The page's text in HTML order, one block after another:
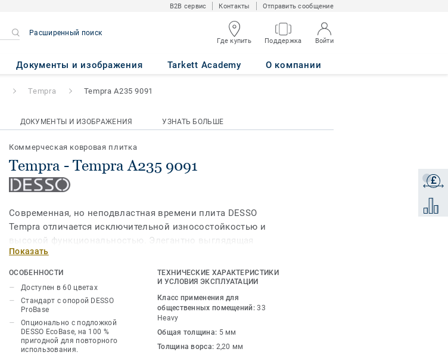
B2B сервис Контакты Отправить сообщение
Расширенный поиск
Где купить Поддержка Войти
Документы и изображения Tarkett Academy О компании
£
Tempra Tempra A235 9091
ДОКУМЕНТЫ И ИЗОБРАЖЕНИЯ УЗНАТЬ БОЛЬШЕ
Коммерческая ковровая плитка
Tempra - Tempra A235 9091
Современная, но неподвластная времени плита DESSO
Tempra отличается исключительной износостойкостью и
высокой функциональностью. Элегантно выглядящая
плитка с плотным низкоуровневым петельным ворсом и
яркими цветовыми решениями обеспечивает именно тот
стиль, который вдохновит загруженные коммерческие
офисы. Доступный в диапазоне 60 цветов с определенными
оттенками. Возможности сочетания дизайнов безграничны!
Показать
ОСОБЕННОСТИ
Доступен в 60 цветах
Стандарт с опорой DESSO
ProBase
Опционально с подложкой
DESSO EcoBase, на 100 %
пригодной для повторного
использования.
ТЕХНИЧЕСКИЕ ХАРАКТЕРИСТИКИ
И УСЛОВИЯ ЭКСПЛУАТАЦИИ
Класс применения для
общественных помещений:33
Heavy
Общая толщина: 5 мм
Толщина ворса: 2,20 мм